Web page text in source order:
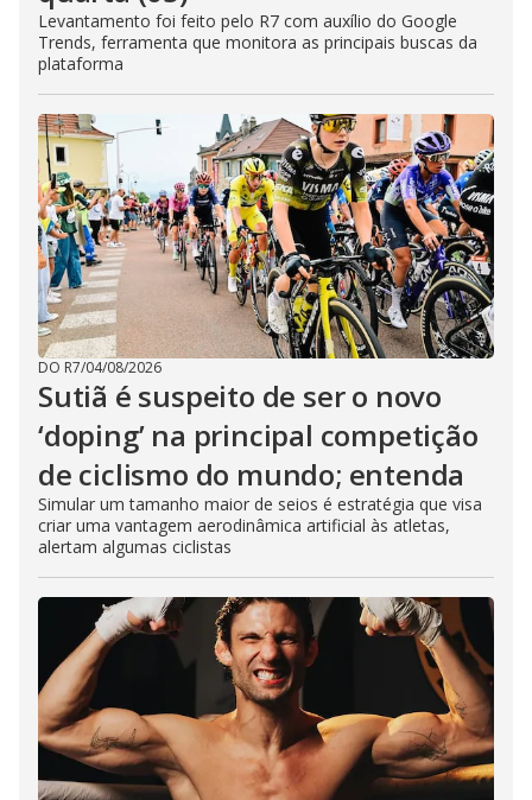
Levantamento foi feito pelo R7 com auxílio do Google
Trends, ferramenta que monitora as principais buscas da
plataforma
DO R7/04/08/2026
Sutiã é suspeito de ser o novo
‘doping’ na principal competição
de ciclismo do mundo; entenda
Simular um tamanho maior de seios é estratégia que visa
criar uma vantagem aerodinâmica artificial às atletas,
alertam algumas ciclistas